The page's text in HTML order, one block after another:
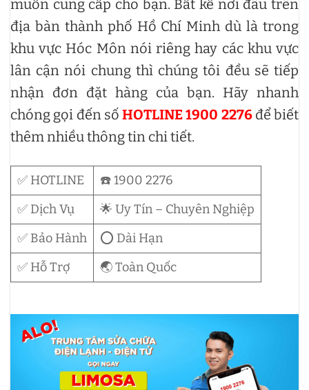
muốn cung cấp cho bạn. Bất kể nơi đâu trên
địa bàn thành phố Hồ Chí Minh dù là trong
khu vực Hóc Môn nói riêng hay các khu vực
lân cận nói chung thì chúng tôi đều sẽ tiếp
nhận đơn đặt hàng của bạn. Hãy nhanh
chóng gọi đến số HOTLINE 1900 2276để biết
thêm nhiều thông tin chi tiết.
✅ HOTLINE
☎️ 1900 2276
✅ Dịch Vụ
🌟 Uy Tín – Chuyên Nghiệp
✅ Bảo Hành
⭕ Dài Hạn
✅ Hỗ Trợ
🌏 Toàn Quốc